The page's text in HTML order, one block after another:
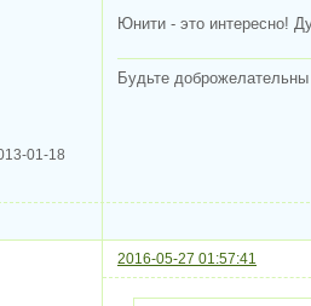
01-18
Юнити - это интересно!
Будьте
2016-05-27 01:57:41